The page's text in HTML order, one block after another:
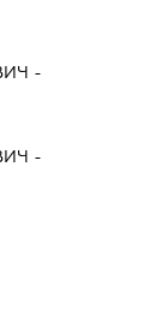
-
-